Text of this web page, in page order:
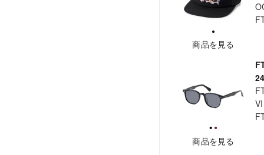
商品を見る
商品を見る